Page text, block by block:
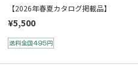
【2026年春夏カタログ掲載品】
¥5,500